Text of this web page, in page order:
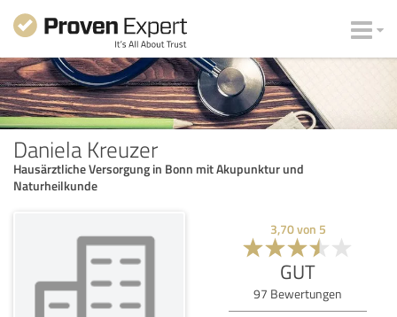
Daniela Kreuzer
Hausärztliche Versorgung in Bonn mit Akupunktur und
Naturheilkunde
3,70von 5
GUT
97 Bewertungen